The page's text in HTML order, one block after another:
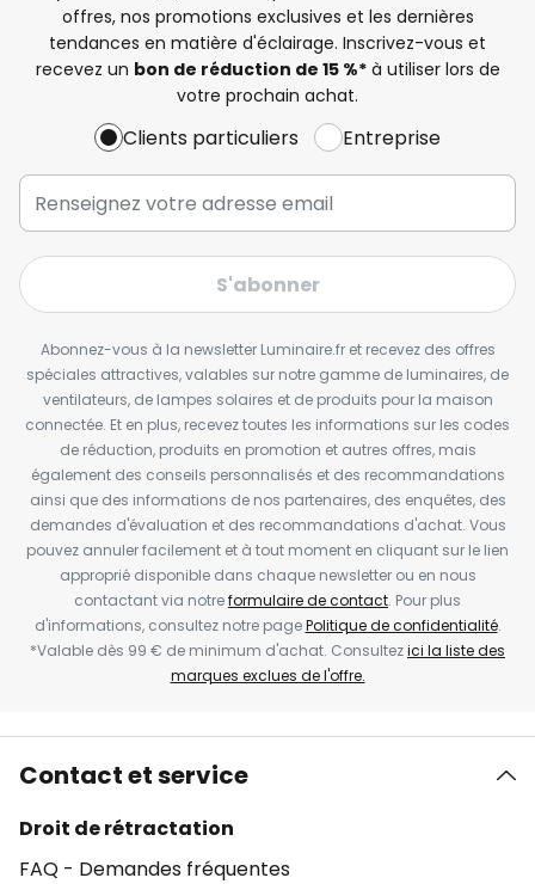
offres, nos promotions exclusives et les dernières
tendances en matière d'éclairage. Inscrivez-vous et
recevez un bon de réduction de 15 %*à utiliser lors de
votre prochain achat.
Clients particuliers Entreprise
S'abonner
Abonnez-vous à la newsletter Luminaire.fr et recevez des offres
spéciales attractives, valables sur notre gamme de luminaires, de
ventilateurs, de lampes solaires et de produits pour la maison
connectée. Et en plus, recevez toutes les informations sur les codes
de réduction, produits en promotion et autres offres, mais
également des conseils personnalisés et des recommandations
ainsi que des informations de nos partenaires, des enquêtes, des
demandes d'évaluation et des recommandations d'achat. Vous
pouvez annuler facilement et à tout moment en cliquant sur le lien
approprié disponible dans chaque newsletter ou en nous
contactant via notreformulaire de contact. Pour plus
d'informations, consultez notre pagePolitique de confidentialité.
*Valable dès 99 € de minimum d'achat. Consultezici la liste des
marques exclues de l'offre.
Contact et service
Droit de rétractation
FAQ - Demandes fréquentes